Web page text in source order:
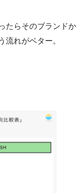
たらそのブランドか
流れがベター。